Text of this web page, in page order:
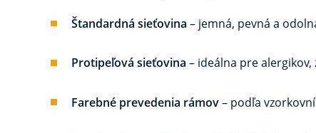
Štandardná sieťovina – jemná, pevná a
Protipeľová sieťovina – ideálna pre
Farebné prevedenia rámov– podľa